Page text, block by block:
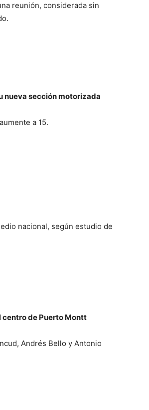
reunión, considerada sin
nueva sección motorizada
a 15.
nacional, según estudio de
de Puerto Montt
Andrés Bello y Antonio